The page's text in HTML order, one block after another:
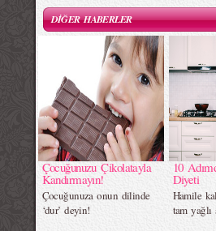
DİĞER HABERLER
Çocuğunuzu Çikolatayla
Kandırmayın!
Çocuğunuza onun dilinde
‘dur’ deyin!
10
Diyeti
Hamile
tam